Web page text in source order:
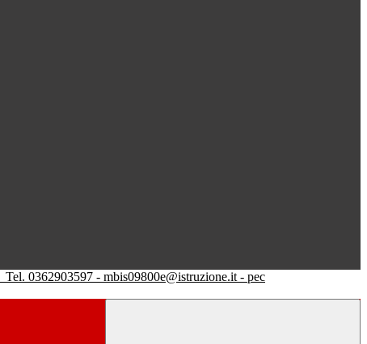
Tel. 0362903597 - mbis09800e@istruzione.it - pec